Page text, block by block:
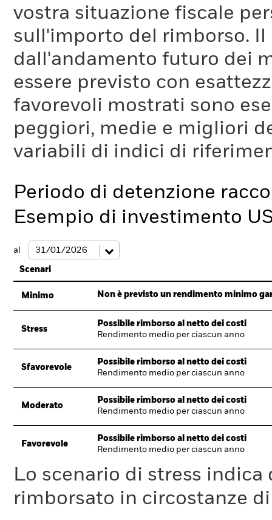
vostra situazione fiscale
sull'importo del rimborso.
dall'andamento futuro dei
essere previsto con
favorevoli mostrati sono
peggiori, medie e migliori
variabili di indici di
Periodo di detenzione
Esempio di investimento
al
Scenari
Minimo Non è previsto un rendimento minimo
Stress
Possibile rimborso al netto dei costi
Rendimento medio per ciascun anno
Sfavorevole
Possibile rimborso al netto dei costi
Rendimento medio per ciascun anno
Moderato
Possibile rimborso al netto dei costi
Rendimento medio per ciascun anno
Favorevole
Possibile rimborso al netto dei costi
Rendimento medio per ciascun anno
Lo scenario di stress
rimborsato in circostanze